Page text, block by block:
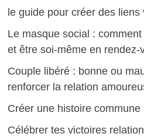
le guide pour créer des
Le masque social :
et être soi-même en rendez-
Couple libéré : bonne ou
renforcer la relation
Créer une histoire commune
Célébrer tes victoires